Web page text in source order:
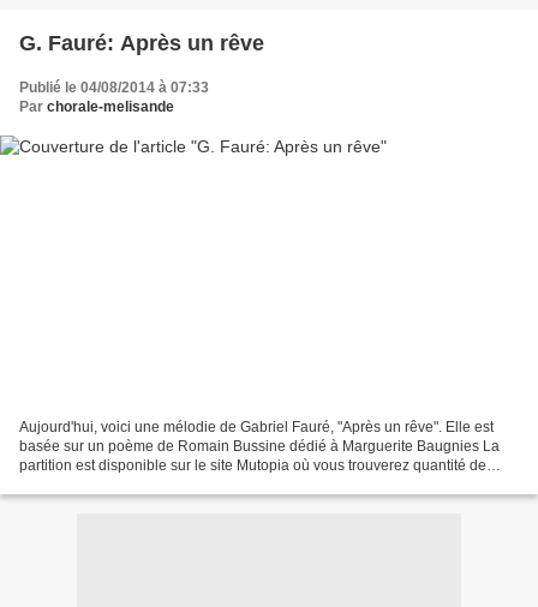
G. Fauré: Après un rêve
Publié le 04/08/2014 à 07:33
Par chorale-melisande
Aujourd'hui, voici une mélodie de Gabriel Fauré, "Après un rêve". Elle est
basée sur un poème de Romain Bussine dédié à Marguerite Baugnies La
partition est disponible sur le site Mutopia où vous trouverez quantité de